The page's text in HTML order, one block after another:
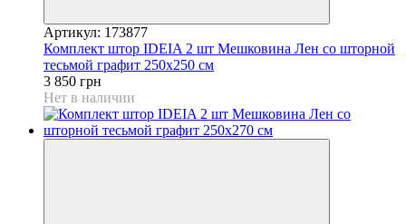
Артикул: 173877
Комплект штор IDEIA 2 шт Мешковина Лен со шторной
тесьмой графит 250х250 см
3 850 грн
Нет в наличии